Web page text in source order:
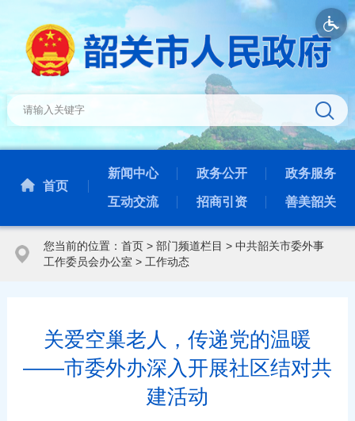
首页
新闻中心 政务公开 政务服务
互动交流 招商引资 善美韶关
您当前的位置： 首页> 部门频道栏目 > 中共韶关市委外事
工作委员会办公室 > 工作动态
关爱空巢老人，传递党的温暖
——市委外办深入开展社区结对共
建活动